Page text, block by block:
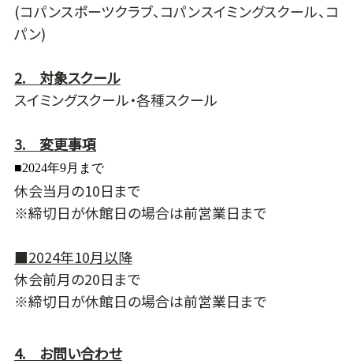
(コパンスポーツクラブ、コパンスイミングスクール、コ
パン)
2. 対象スクール
スイミングスクール・各種スクール
3. 変更事項
■2024年9月まで
休会当月の10日まで
※締切日が休館日の場合は前営業日まで
■2024年10月以降
休会前月の20日まで
※締切日が休館日の場合は前営業日まで
4. お問い合わせ